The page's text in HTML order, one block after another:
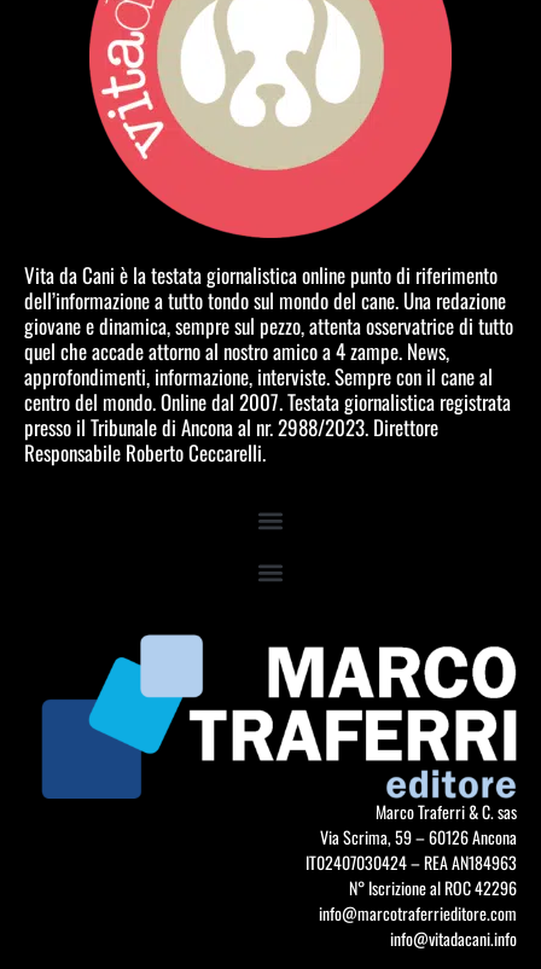
Vita da Cani è la testata giornalistica online punto di riferimento
dell’informazione a tutto tondo sul mondo del cane. Una redazione
giovane e dinamica, sempre sul pezzo, attenta osservatrice di tutto
quel che accade attorno al nostro amico a 4 zampe. News,
approfondimenti, informazione, interviste. Sempre con il cane al
centro del mondo. Online dal 2007. Testata giornalistica registrata
presso il Tribunale di Ancona al nr. 2988/2023. Direttore
Responsabile Roberto Ceccarelli.
Marco Traferri & C. sas
Via Scrima, 59 – 60126 Ancona
IT02407030424 – REA AN184963
N° Iscrizione al ROC 42296
info@marcotraferrieditore.com
info@vitadacani.info